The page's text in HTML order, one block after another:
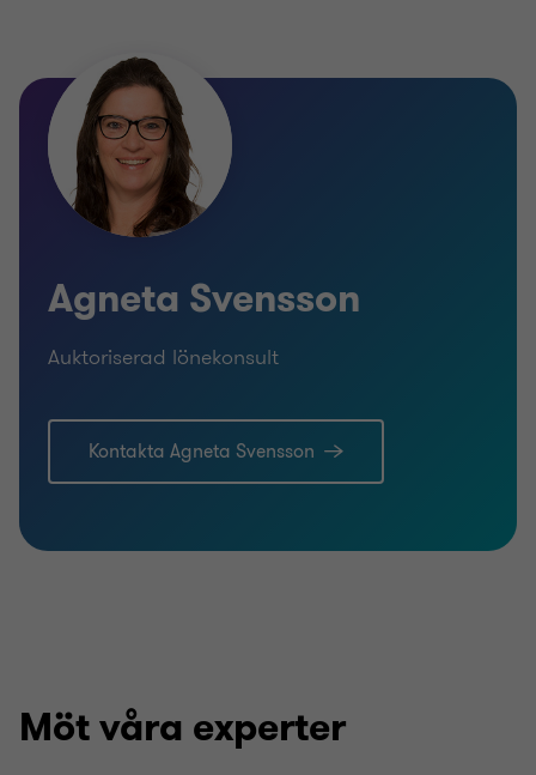
Agneta Svensson
Auktoriserad lönekonsult
Kontakta Agneta Svensson
Möt våra experter